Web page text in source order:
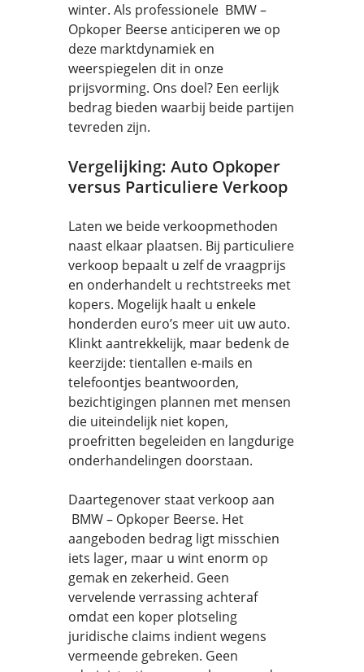
winter. Als professionele BMW –
Opkoper Beerse anticiperen we op
deze marktdynamiek en
weerspiegelen dit in onze
prijsvorming. Ons doel? Een eerlijk
bedrag bieden waarbij beide partijen
tevreden zijn.
Vergelijking: Auto Opkoper
versus Particuliere Verkoop
Laten we beide verkoopmethoden
naast elkaar plaatsen. Bij particuliere
verkoop bepaalt u zelf de vraagprijs
en onderhandelt u rechtstreeks met
kopers. Mogelijk haalt u enkele
honderden euro’s meer uit uw auto.
Klinkt aantrekkelijk, maar bedenk de
keerzijde: tientallen e-mails en
telefoontjes beantwoorden,
bezichtigingen plannen met mensen
die uiteindelijk niet kopen,
proefritten begeleiden en langdurige
onderhandelingen doorstaan.
Daartegenover staat verkoop aan
BMW – Opkoper Beerse. Het
aangeboden bedrag ligt misschien
iets lager, maar u wint enorm op
gemak en zekerheid. Geen
vervelende verrassing achteraf
omdat een koper plotseling
juridische claims indient wegens
vermeende gebreken. Geen